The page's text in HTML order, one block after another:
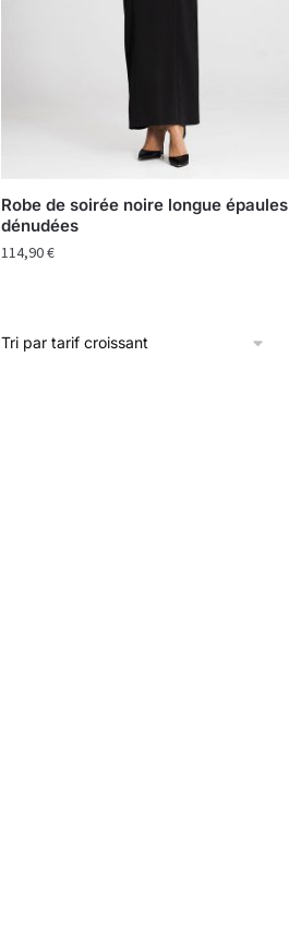
Robe de soirée noire longue épaules
dénudées
114,90€